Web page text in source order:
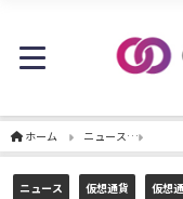
ホーム ニュース
ニュース 仮想通貨 仮想